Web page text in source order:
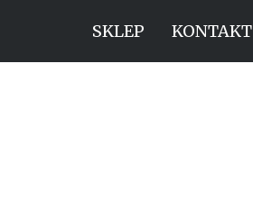
SKLEP KONTAKT